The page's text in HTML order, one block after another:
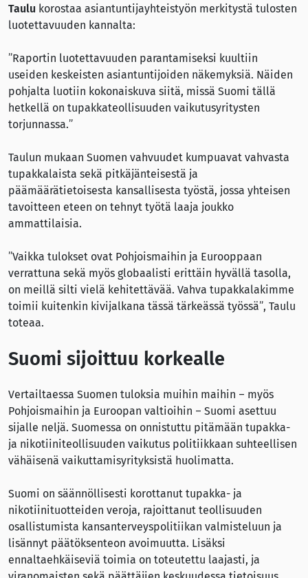
Taulu korostaa asiantuntijayhteistyön merkitystä tulosten
luotettavuuden kannalta:
”Raportin luotettavuuden parantamiseksi kuultiin
useiden keskeisten asiantuntijoiden näkemyksiä. Näiden
pohjalta luotiin kokonaiskuva siitä, missä Suomi tällä
hetkellä on tupakkateollisuuden vaikutusyritysten
torjunnassa.”
Taulun mukaan Suomen vahvuudet kumpuavat vahvasta
tupakkalaista sekä pitkäjänteisestä ja
päämäärätietoisesta kansallisesta työstä, jossa yhteisen
tavoitteen eteen on tehnyt työtä laaja joukko
ammattilaisia.
”Vaikka tulokset ovat Pohjoismaihin ja Eurooppaan
verrattuna sekä myös globaalisti erittäin hyvällä tasolla,
on meillä silti vielä kehitettävää. Vahva tupakkalakimme
toimii kuitenkin kivijalkana tässä tärkeässä työssä”, Taulu
toteaa.
Suomi sijoittuu korkealle
Vertailtaessa Suomen tuloksia muihin maihin – myös
Pohjoismaihin ja Euroopan valtioihin – Suomi asettuu
sijalle neljä. Suomessa on onnistuttu pitämään tupakka-
ja nikotiiniteollisuuden vaikutus politiikkaan suhteellisen
vähäisenä vaikuttamisyrityksistä huolimatta.
Suomi on säännöllisesti korottanut tupakka- ja
nikotiinituotteiden veroja, rajoittanut teollisuuden
osallistumista kansanterveyspolitiikan valmisteluun ja
lisännyt päätöksenteon avoimuutta. Lisäksi
ennaltaehkäiseviä toimia on toteutettu laajasti, ja